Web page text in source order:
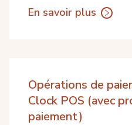
En savoir plus
Opérations de
Clock POS (avec
paiement)